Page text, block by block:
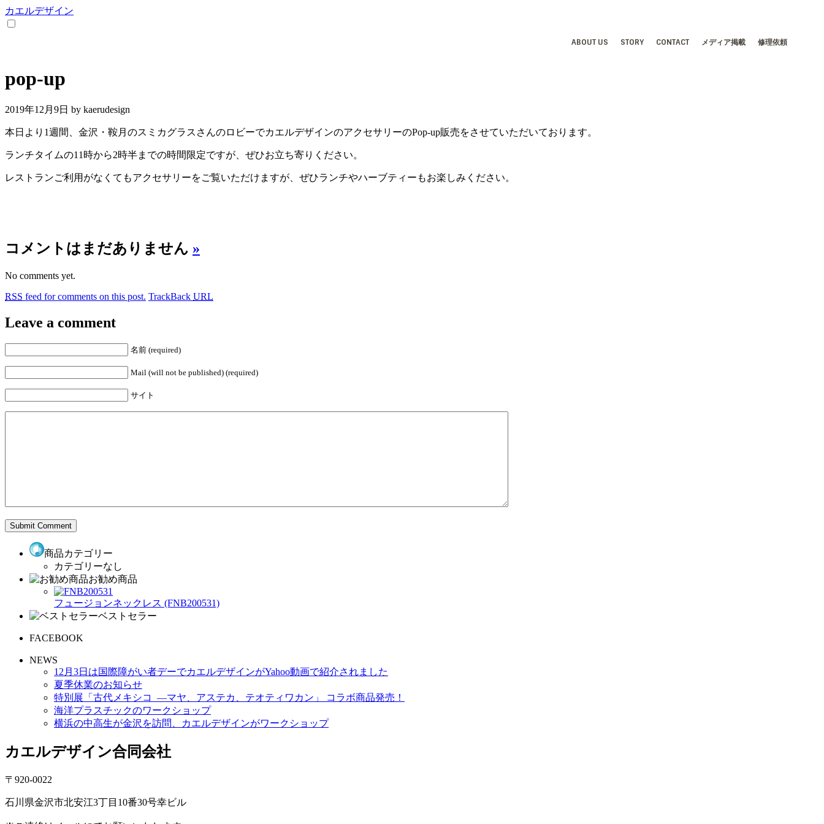
カエルデザイン
ABOUT US STORY CONTACT メディア掲載 修理依頼
pop-up
2019年12月9日 by kaerudesign
本日より1週間、金沢・鞍月のスミカグラスさんのロビーでカエルデザインのアクセサリーのPop-up販売をさせていただいております。
ランチタイムの11時から2時半までの時間限定ですが、ぜひお立ち寄りください。
レストランご利用がなくてもアクセサリーをご覧いただけますが、ぜひランチやハーブティーもお楽しみください。
コメントはまだありません »
No comments yet.
RSS feed for comments on this post. TrackBack URL
Leave a comment
名前 (required)
Mail (will not be published) (required)
サイト
商品カテゴリー
カテゴリーなし
お勧め商品
フュージョンネックレス (FNB200531)
ベストセラー
FACEBOOK
NEWS
12月3日は国際障がい者デーでカエルデザインがYahoo動画で紹介されました
夏季休業のお知らせ
特別展「古代メキシコ ―マヤ、アステカ、テオティワカン」 コラボ商品発売！
海洋プラスチックのワークショップ
横浜の中高生が金沢を訪問、カエルデザインがワークショップ
カエルデザイン合同会社
〒920-0022
石川県金沢市北安江3丁目10番30号幸ビル